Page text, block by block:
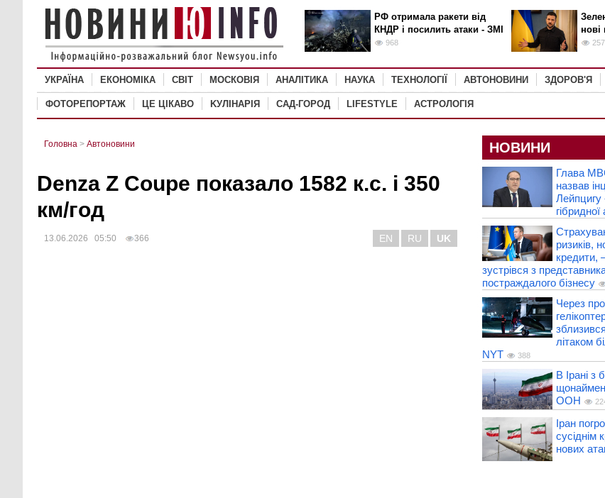
РФ отримала ракети від
КНДР і посилить атаки - ЗМІ
968
нові
УКРАЇНА ЕКОНОМІКА СВІТ MОСКОВІЯ АНАЛІТИКА НАУКА ТЕХНОЛОГІЇ АВТОНОВИНИ ЗДОРОВ'Я
ФОТОРЕПОРТАЖ ЦЕ ЦІКАВО KУЛІНАРІЯ САД-ГОРОД LIFESTYLE АСТРОЛОГІЯ
Головна > Автоновини
Denza Z Coupe показало 1582 к.с. і 350
км/год
13.06.2026 05:50 366 EN RU UK
НОВИНИ
Глава
назвав
Лейпцигу
гібридної
ризиків,
кредити,
зустрівся з
постраждалого бізнесу
Через
літаком
NYT
388
В Ірані з
ООН
Іран
сусіднім
нових